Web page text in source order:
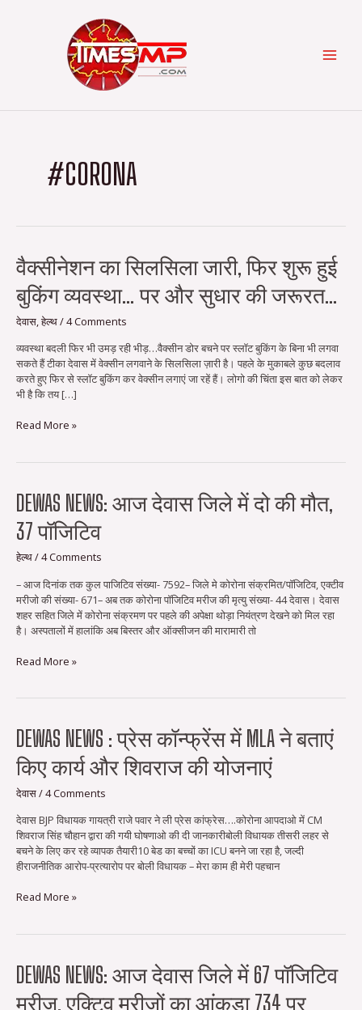
#CORONA
वैक्सीनेशन का सिलसिला जारी, फिर शुरू हुई
बुकिंग व्यवस्था… पर और सुधार की जरूरत…
देवास,हेल्थ/4 Comments
व्यवस्था बदली फिर भी उमड़ रही भीड़…वैक्सीन डोर बचने पर स्लॉट बुकिंग के बिना भी लगवा
सकते हैं टीका देवास में वेक्सीन लगवाने के सिलसिला ज़ारी है। पहले के मुकाबले कुछ बदलाव
करते हुए फिर से स्लॉट बुकिंग कर वेक्सीन लगाएं जा रहें हैं। लोगो की चिंता इस बात को लेकर
भी है कि तय […]
वैक्सीनेशन
का
सिलसिला
जारी,
फिर
हुई
बुकिंग
व्यवस्था…
पर
सुधार
जरूरत…
Read More »
DEWAS NEWS: आज देवास जिले में दो की मौत,
37 पॉजिटिव
हेल्थ/4 Comments
– आज दिनांक तक कुल पाजिटिव संख्या- 7592– जिले मे कोरोना संक्रमित/पॉजिटिव, एक्‍टीव
मरीजो की संख्या- 671– अब तक कोरोना पॉजिटिव मरीज की मृत्‍यु संख्या- 44 देवास। देवास
शहर सहित जिले में कोरोना संक्रमण पर पहले की अपेक्षा थोड़ा नियंत्रण देखने को मिल रहा
है। अस्पतालों में हालांकि अब बिस्तर और ऑक्सीजन की मारामारी तो
Dewas
news:
आज
देवास
जिले
दो
की
मौत,
37
Read More »
DEWAS NEWS : प्रेस कॉन्फ्रेंस में MLA ने बताएं
किए कार्य और शिवराज की योजनाएं
देवास/4 Comments
देवास BJP विधायक गायत्री राजे पवार ने ली प्रेस कांफ्रेस….कोरोना आपदाओ में CM
शिवराज सिंह चौहान द्वारा की गयी घोषणाओ की दी जानकारीबोली विधायक तीसरी लहर से
बचने के लिए कर रहे व्यापक तैयारी10 बेड का बच्चों का ICU बनने जा रहा है, जल्दी
हीराजनीतिक आरोप-प्रत्यारोप पर बोली विधायक – मेरा काम ही मेरी पहचान
Dewas
news
:
प्रेस
कॉन्फ्रेंस
MLA
ने
बताएं
किए
और
की
Read More »
DEWAS NEWS: आज देवास जिले में 67 पॉजिटिव
मरीज, एक्टिव मरीजों का आंकड़ा 734 पर
Dewas
news:
आज